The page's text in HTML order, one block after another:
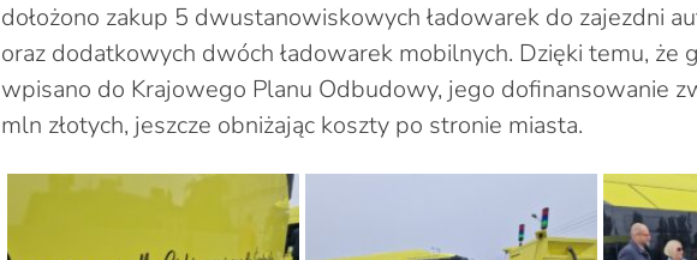
dołożono zakup 5 dwustanowiskowych ładowarek do zajezdni
oraz dodatkowych dwóch ładowarek mobilnych. Dzięki temu, że
wpisano do Krajowego Planu Odbudowy, jego dofinansowanie
mln złotych, jeszcze obniżając koszty po stronie miasta.